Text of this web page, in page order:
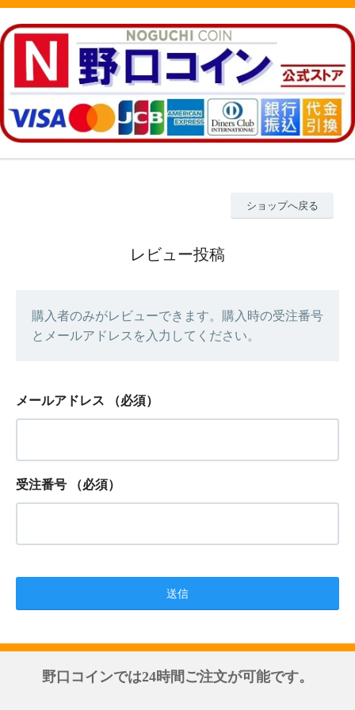
ショップへ戻る
レビュー投稿
購入者のみがレビューできます。購入時の受注番号
とメールアドレスを入力してください。
メールアドレス （必須）
受注番号 （必須）
野口コインでは24時間ご注文が可能です。